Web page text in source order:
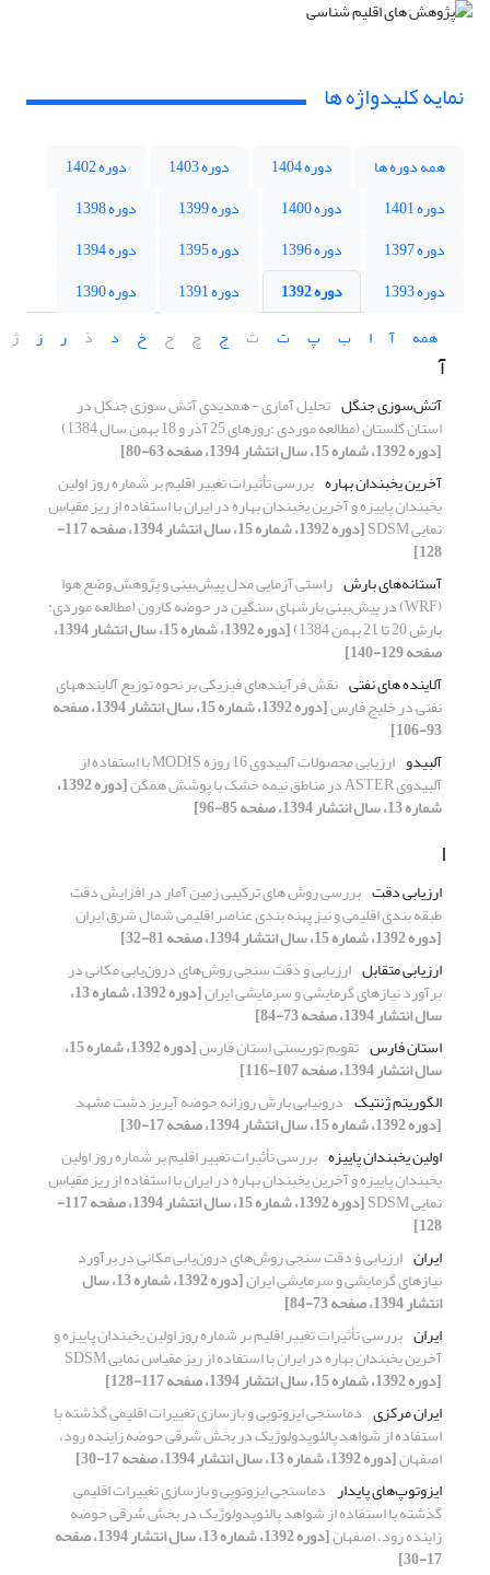
نمایه کلیدواژه ها
همه دوره ها دوره 1404 دوره 1403
دوره 1402
دوره 1401
دوره 1400 دوره 1399
دوره 1398
دوره 1397
دوره 1396 دوره 1395
دوره 1394
دوره 1393
دوره 1392 دوره 1391
دوره 1390
همه
آ ا ب پ ت ث ج چ ح خ د ذ ر ز ژ
آ
آتش‌سوزی جنگل تحلیل آماری - همدیدی آتش سوزی جنگل در
استان گلستان (مطالعه موردی :روزهای 25 آذر و 18 بهمن سال 1384)
[دوره 1392، شماره 15، سال انتشار 1394، صفحه 63-80]
آخرین یخبندان بهاره بررسی ﺗﺄثیرات تغییر اقلیم بر شماره روز اولین
یخبندان پاییزه و آخرین یخبندان بهاره در ایران با استفاده از ریز مقیاس
نمایی SDSM [دوره 1392، شماره 15، سال انتشار 1394، صفحه 117-
128]
آستانه‌های بارش راستی آزمایی مدل پیش‌بینی و پژوهش وضع هوا
(WRF) در پیش‌بینی بارشهای سنگین در حوضه کارون (مطالعه موردی:
بارش 20 تا 21 بهمن 1384) [دوره 1392، شماره 15، سال انتشار 1394،
صفحه 129-140]
آلاینده ‏های نفتی نقش فرآیندهای فیزیکی بر نحوه توزیع آلاینده‏های
نفتی در خلیج فارس [دوره 1392، شماره 15، سال انتشار 1394، صفحه
93-106]
آلبیدو
ارزیابی محصولات آلبیدوی 16 روزه MODIS با استفاده از
آلبیدوی ASTER در مناطق نیمه خشک با پوشش همگن [دوره 1392،
شماره 13، سال انتشار 1394، صفحه 85-96]
ا
ارزیابی دقت بررسی روش های ترکیبی زمین آمار در افزایش دقت
طبقه بندی اقلیمی و نیز پهنه بندی عناصر اقلیمی شمال شرق ایران
[دوره 1392، شماره 15، سال انتشار 1394، صفحه 81-32]
ارزیابی متقابل ارزیابی و دقت سنجی روش‌های درون‌یابی مکانی در
برآورد نیازهای گرمایشی و سرمایشی ایران [دوره 1392، شماره 13،
سال انتشار 1394، صفحه 73-84]
استان فارس تقویم توریستی استان فارس [دوره 1392، شماره 15،
سال انتشار 1394، صفحه 107-116]
الگوریتم­ ژنتیک درونیابی بارش روزانه حوضه آبریز دشت مشهد
[دوره 1392، شماره 15، سال انتشار 1394، صفحه 17-30]
اولین یخبندان پاییزه بررسی ﺗﺄثیرات تغییر اقلیم بر شماره روز اولین
یخبندان پاییزه و آخرین یخبندان بهاره در ایران با استفاده از ریز مقیاس
نمایی SDSM [دوره 1392، شماره 15، سال انتشار 1394، صفحه 117-
128]
ایران ارزیابی و دقت سنجی روش‌های درون‌یابی مکانی در برآورد
نیازهای گرمایشی و سرمایشی ایران [دوره 1392، شماره 13، سال
انتشار 1394، صفحه 73-84]
ایران بررسی ﺗﺄثیرات تغییر اقلیم بر شماره روز اولین یخبندان پاییزه و
آخرین یخبندان بهاره در ایران با استفاده از ریز مقیاس نمایی SDSM
[دوره 1392، شماره 15، سال انتشار 1394، صفحه 117-128]
ایران مرکزی دماسنجی ایزوتوپی و بازسازی تغییرات اقلیمی گذشته با
استفاده از شواهد پالئوپدولوژیک در بخش شرقی حوضه زاینده رود،
اصفهان[دوره 1392، شماره 13، سال انتشار 1394، صفحه 17-30]
ایزوتوپ‌های پایدار دماسنجی ایزوتوپی و بازسازی تغییرات اقلیمی
گذشته با استفاده از شواهد پالئوپدولوژیک در بخش شرقی حوضه
زاینده رود، اصفهان [دوره 1392، شماره 13، سال انتشار 1394، صفحه
17-30]